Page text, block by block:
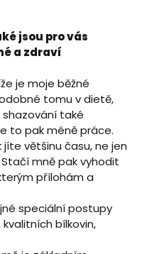
jsou pro vás
a zdraví
je moje běžné
tomu v dietě,
také
to pak méně práce.
většinu času, ne jen
mně pak vyhodit
přílohám a
speciální postupy
bílkovin,